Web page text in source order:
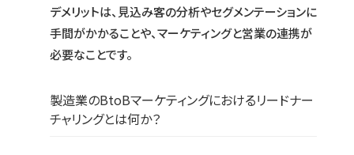
デメリットは、見込み客の分析やセグメンテーションに
手間がかかることや、マーケティングと営業の連携が
必要なことです。
製造業のBtoBマーケティングにおけるリードナー
チャリングとは何か？